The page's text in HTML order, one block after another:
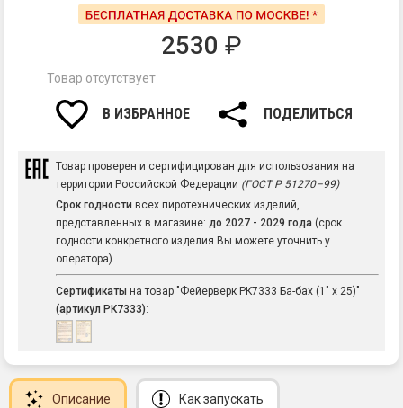
2530 ₽
Товар отсутствует
В ИЗБРАННОЕ ПОДЕЛИТЬСЯ
Товар проверен и сертифицирован для использования на
территории Российской Федерации (ГОСТ Р 51270–99)
Срок годности всех пиротехнических изделий,
представленных в магазине: до 2027 - 2029 года (срок
годности конкретного изделия Вы можете уточнить у
оператора)
Сертификаты на товар "Фейерверк РК7333 Ба-бах (1" х 25)"
(артикул РК7333):
Описание Как запускать